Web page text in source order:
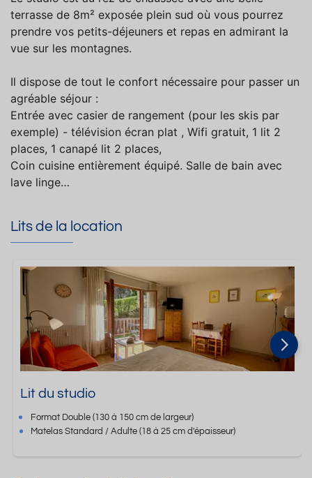
terrasse de 8m² exposée plein sud où vous pourrez
prendre vos petits-déjeuners et repas en admirant la
vue sur les montagnes.
Il dispose de tout le confort nécessaire pour passer un
agréable séjour :
Entrée avec casier de rangement (pour les skis par
exemple) - télévision écran plat , Wifi gratuit, 1 lit 2
places, 1 canapé lit 2 places,
Coin cuisine entièrement équipé. Salle de bain avec
lave linge…
Lits de la location
Lit du studio
Format Double (130 à 150 cm de largeur)
Matelas Standard / Adulte(18 à 25 cm d'épaisseur)